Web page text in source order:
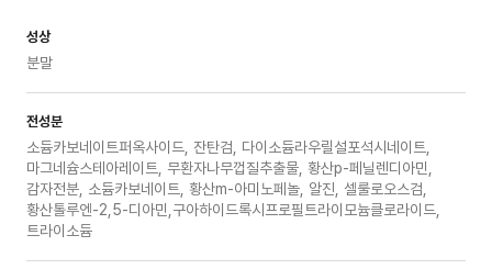
성상
분말
전성분
소듐카보네이트퍼옥사이드, 잔탄검, 다이소듐라우릴설포석시네이트,
마그네슘스테아레이트, 무환자나무껍질추출물, 황산p-페닐렌디아민,
감자전분, 소듐카보네이트, 황산m-아미노페놀, 알진, 셀룰로오스검,
황산톨루엔-2,5-디아민,구아하이드록시프로필트라이모늄클로라이드,
트라이소듐